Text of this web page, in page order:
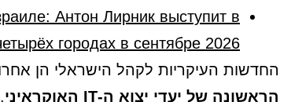
Антон Лирник выступит в
городах в сентябре 2026
החדשות העיקריות לקהל הישראלי הן
הראשונה של יעדי יצוא ה-IT האוקראיני
.